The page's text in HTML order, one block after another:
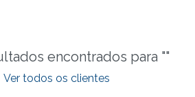
encontrados para ""
Ver todos os clientes